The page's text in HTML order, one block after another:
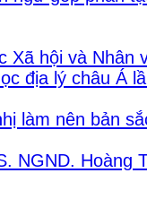
Xã hội và Nhân
địa lý châu Á
làm nên bản
NGND. Hoàng